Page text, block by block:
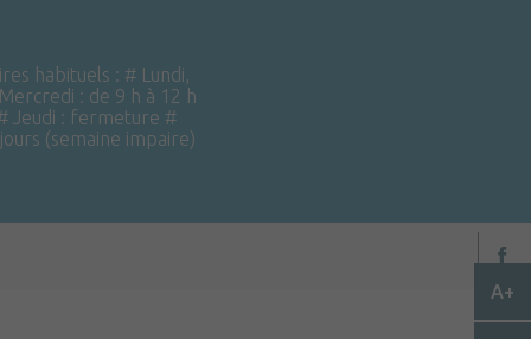
habituels : # Lundi,
: de 9 h à 12 h
Jeudi : fermeture #
(semaine impaire)
A+